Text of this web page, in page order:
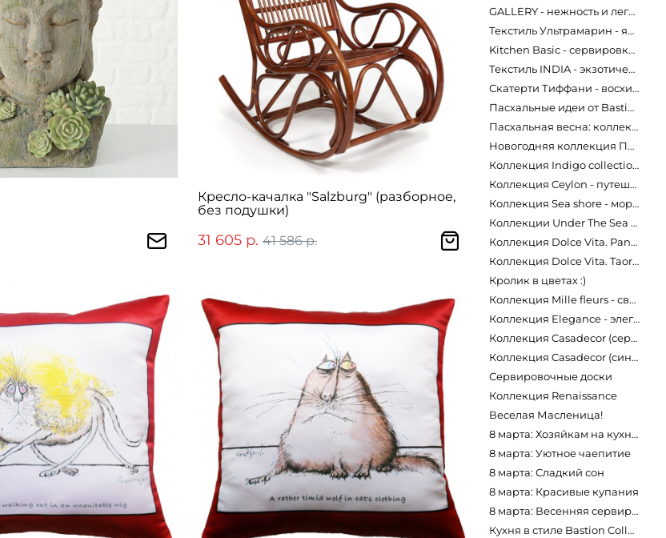
Кресло-качалка "Salzburg" (разборное,
без подушки)
31 605 р. 41 586 р.
GALLERY - нежность и легкость весны
Текстиль Ультрамарин - яркое небо Сицилии!
Kitchen Basic - сервировка в стиле ретро
Текстиль INDIA - экзотическая сервировка
Скатерти Тиффани - восхитительная новинка весны
Пасхальные идеи от Bastion Сollections
Пасхальная весна: коллекция "Кролики"
Новогодняя коллекция Пряничное Рождество
Коллекция Indigo collection - эффектно и утонченно
Коллекция Ceylon - путешествие в Шри-Ланку
Коллекция Sea shore - морская классика
Коллекции Under The Sea / Sea friends - подводное царство
Коллекция Dolce Vita. Pantelleria - отпуск по-итальянски!
Коллекция Dolce Vita. Taormina - краски лета!
Кролик в цветах :)
Коллекция Mille fleurs - свежесть летнего утра!
Коллекция Elegance - элегантное совершенство!
Коллекция Casadecor (серый): идеи сервировки
Коллекция Casadecor (синий): идеи сервировки
Сервировочные доски
Коллекция Renaissance
Веселая Масленица!
8 марта: Хозяйкам на кухню
8 марта: Уютное чаепитие
8 марта: Сладкий сон
8 марта: Красивые купания
8 марта: Весенняя сервировка
Кухня в стиле Bastion Collections